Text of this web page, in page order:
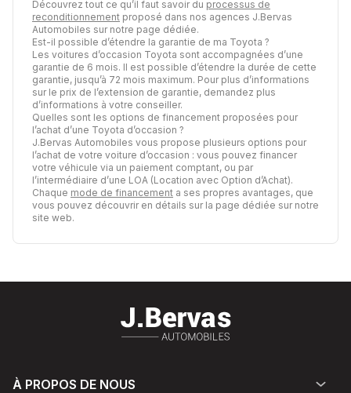
Découvrez tout ce qu’il faut savoir du processus de
reconditionnement proposé dans nos agences J.Bervas
Automobiles sur notre page dédiée.
Est-il possible d’étendre la garantie de ma Toyota ?
Les voitures d’occasion Toyota sont accompagnées d’une
garantie de 6 mois. Il est possible d’étendre la durée de cette
garantie, jusqu’à 72 mois maximum. Pour plus d’informations
sur le prix de l’extension de garantie, demandez plus
d’informations à votre conseiller.
Quelles sont les options de financement proposées pour
l’achat d’une Toyota d’occasion ?
J.Bervas Automobiles vous propose plusieurs options pour
l’achat de votre voiture d’occasion : vous pouvez financer
votre véhicule via un paiement comptant, ou par
l’intermédiaire d’une LOA (Location avec Option d’Achat).
Chaque mode de financement a ses propres avantages, que
vous pouvez découvrir en détails sur la page dédiée sur notre
site web.
À PROPOS DE NOUS